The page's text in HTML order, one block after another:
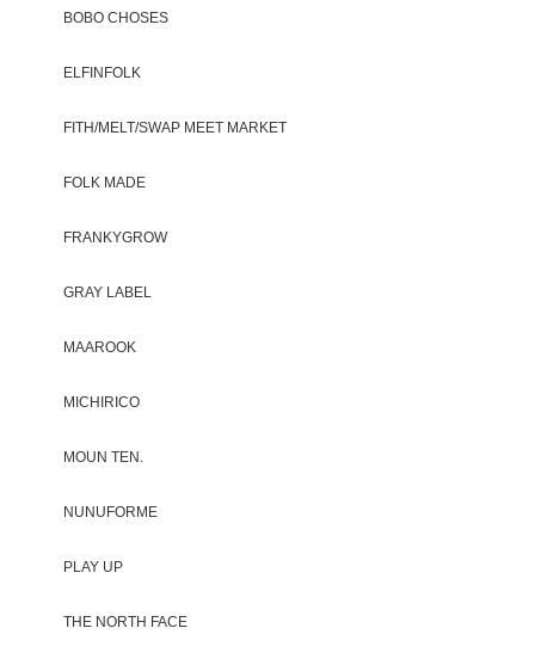
BOBO CHOSES
ELFINFOLK
FITH/MELT/SWAP MEET MARKET
FOLK MADE
FRANKYGROW
GRAY LABEL
MAAROOK
MICHIRICO
MOUN TEN.
NUNUFORME
PLAY UP
THE NORTH FACE